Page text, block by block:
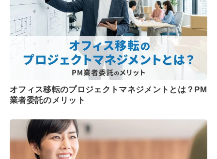
オフィス移転のプロジェクトマネジメントとは？PM
業者委託のメリット